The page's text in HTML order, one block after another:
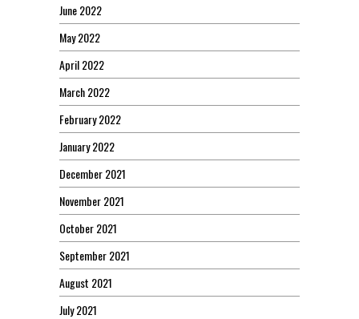
June 2022
May 2022
April 2022
March 2022
February 2022
January 2022
December 2021
November 2021
October 2021
September 2021
August 2021
July 2021